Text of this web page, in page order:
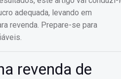
adequada, levando em
revenda. Prepare-se para
revenda de